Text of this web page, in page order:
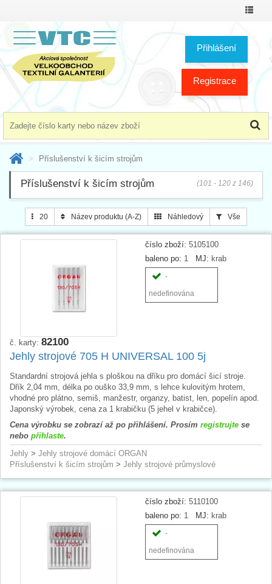
Přihlášení
Registrace
Příslušenství k šicím strojům
Příslušenství k šicím strojům (101 - 120 z 146)
20 Název produktu (A-Z) Náhledový Vše
číslo zboží: 5105100
baleno po: 1 MJ: krab
-
nedefinována
č. karty: 82100
Jehly strojové 705 H UNIVERSAL 100 5j
Standardní strojová jehla s ploškou na dříku pro domácí šicí stroje.
Dřík 2,04 mm, délka po ouško 33,9 mm, s lehce kulovitým hrotem,
vhodné pro plátno, semiš, manžestr, organzy, batist, len, popelín apod.
Japonský výrobek, cena za 1 krabičku (5 jehel v krabičce).
Cena výrobku se zobrazí až po přihlášení. Prosím registrujte se
nebo přihlaste.
Jehly > Jehly strojové domácí ORGAN
Příslušenství k šicím strojům > Jehly strojové průmyslové
číslo zboží: 5110100
baleno po: 1 MJ: krab
-
nedefinována